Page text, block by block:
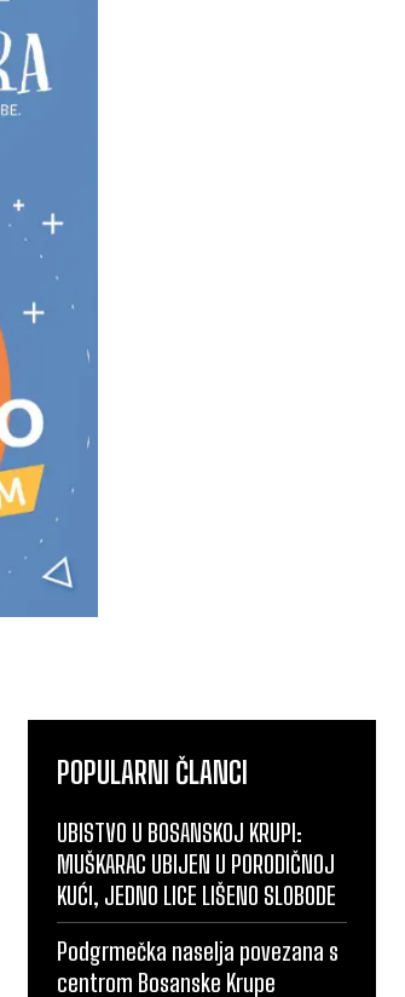
POPULARNI ČLANCI
UBISTVO U BOSANSKOJ KRUPI:
MUŠKARAC UBIJEN U PORODIČNOJ
KUĆI, JEDNO LICE LIŠENO SLOBODE
Podgrmečka naselja povezana s
centrom Bosanske Krupe